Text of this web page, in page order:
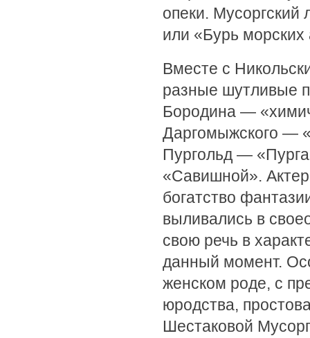
опеки. Мусоргский
или «Бурь
Вместе с
разные шутливые
Бородина —
Даргомыжского —
Пургольд —
«Савишной».
богатство
выливались в
свою речь в
данный момент.
женском роде, с
юродства,
Шестаковой